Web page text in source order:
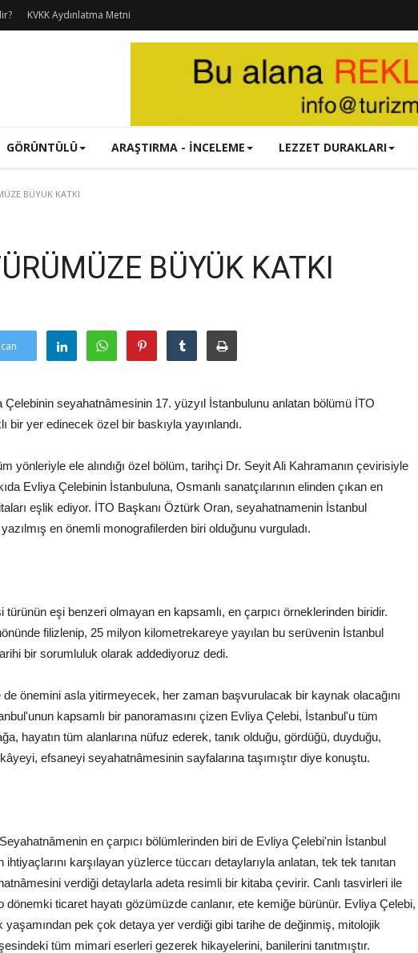
KVKK Aydınlatma Metni
GÖRÜNTÜLÜ ARAŞTIRMA - İNCELEME LEZZET DURAKLARI
BÜYÜK KATKI
BÜYÜK KATKI
seyahatnâmesinin 17. yüzyıl İstanbulunu anlatan bölümü İTO
bir yer edinecek özel bir baskıyla yayınlandı.
yönleriyle ele alındığı özel bölüm, tarihçi Dr. Seyit Ali Kahramanın çevirisiyle
Evliya Çelebinin İstanbuluna, Osmanlı sanatçılarının elinden çıkan en
eşlik ediyor. İTO Başkanı Öztürk Oran, seyahatnamenin İstanbul
en önemli monografilerden biri olduğunu vurguladı.
türünün eşi benzeri olmayan en kapsamlı, en çarpıcı örneklerinden biridir.
filizlenip, 25 milyon kilometrekareye yayılan bu serüvenin İstanbul
bir sorumluluk olarak addediyoruz dedi.
önemini asla yitirmeyecek, her zaman başvurulacak bir kaynak olacağını
kapsamlı bir panoramasını çizen Evliya Çelebi, İstanbul'u tüm
hayatın tüm alanlarına nüfuz ederek, tanık olduğu, gördüğü, duyduğu,
efsaneyi seyahatnâmesinin sayfalarına taşımıştır diye konuştu.
en çarpıcı bölümlerinden biri de Evliya Çelebi'nin İstanbul
ihtiyaçlarını karşılayan yüzlerce tüccarı detaylarıyla anlatan, tek tek tanıtan
verdiği detaylarla adeta resimli bir kitaba çevirir. Canlı tasvirleri ile
dönemki ticaret hayatı gözümüzde canlanır, ete kemiğe bürünür. Evliya Çelebi,
yaşamından pek çok detaya yer verdiği gibi tarihe de değinmiş, mitolojik
tüm mimari eserleri gezerek hikayelerini, banilerini tanıtmıştır.